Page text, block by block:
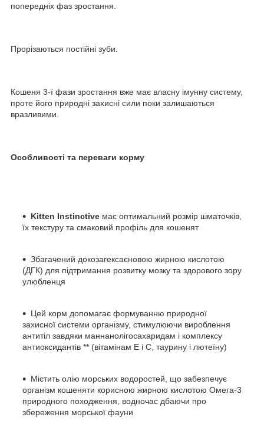
попередніх фаз зростання.
Прорізаються постійні зуби.
Кошеня 3-ї фази зростання вже має власну імунну систему,
проте його природні захисні сили поки залишаються
вразливими.
Особливості та переваги корму
Kitten Instinctive має оптимальний розмір шматочків,
їх текстуру та смаковий профіль для кошенят
Збагачений докозагексаєновою жирною кислотою
(ДГК) для підтримання розвитку мозку та здорового зору
улюбленця
Цей корм допомагає формуванню природної
захисної системи організму, стимулюючи вироблення
антитіл завдяки маннанолігосахаридам і комплексу
антиоксидантів ** (вітамінам E і C, таурину і лютеїну)
Містить олію морських водоростей, що забезпечує
організм кошеняти корисною жирною кислотою Омега-3
природного походження, водночас дбаючи про
збереження морської фауни